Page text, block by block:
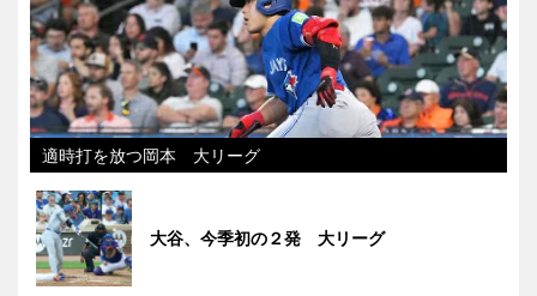
適時打を放つ岡本 大リーグ
大谷、今季初の２発 大リーグ